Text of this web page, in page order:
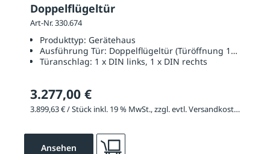
Doppelflügeltür
Art-Nr. 330.674
Produkttyp: Gerätehaus
Ausführung Tür: Doppelflügeltür (Türöffnung 1670 x
Türanschlag: 1 x DIN links, 1 x DIN rechts
3.277,00 €
3.899,63 € / Stück inkl. 19 % MwSt., zzgl. evtl. Versandkosten
Ansehen